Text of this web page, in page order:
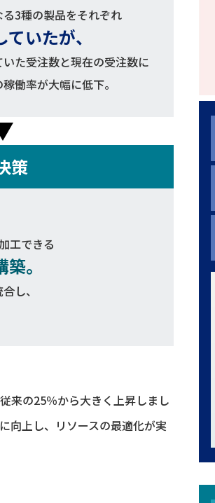
3種の製品をそれぞれ
いたが、
た受注数と現在の受注数に
働率が大幅に低下。
策
工できる
。
し、
来の25％から大きく上昇しまし
向上し、リソースの最適化が実